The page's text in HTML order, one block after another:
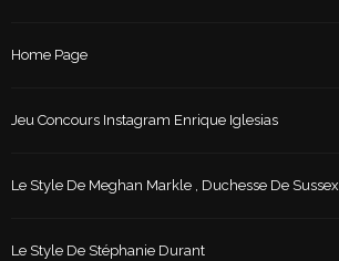
Home Page
Jeu Concours Instagram Enrique Iglesias
Le Style De Meghan Markle , Duchesse De Sussex
Le Style De Stéphanie Durant